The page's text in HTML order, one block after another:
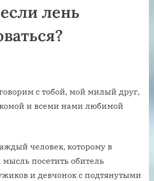
лень
с тобой, мой милый друг,
и всеми нами любимой
человек, которому в
посетить обитель
и девчонок с подтянутыми